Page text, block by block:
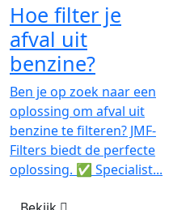
Hoe filter je
afval uit
benzine?
Ben je op zoek naar een
oplossing om afval uit
benzine te filteren? JMF-
Filters biedt de perfecte
oplossing. ✅ Specialist...